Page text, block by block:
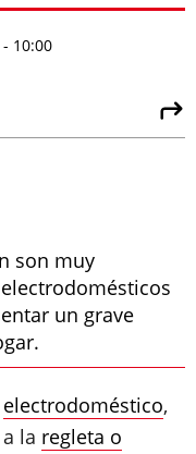
10:00
son muy
un grave
electrodoméstico,
la regleta o